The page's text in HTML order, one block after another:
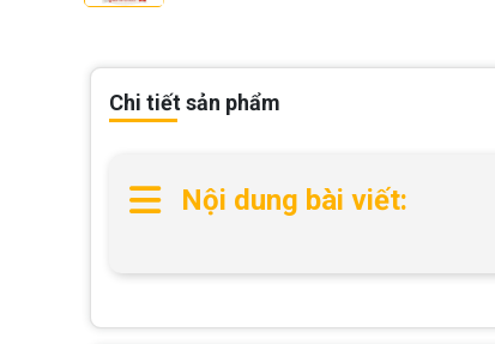
Chi tiết sản phẩm
Nội dung bài viết: